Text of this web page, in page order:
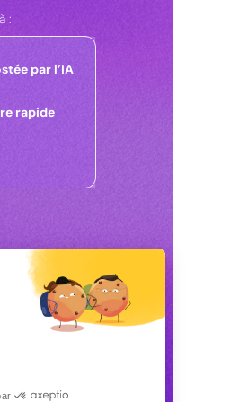
:
par l’IA
rapide